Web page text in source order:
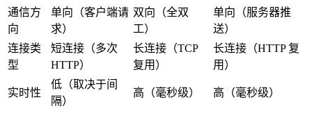
通信方
向
单向（客户端请
求）
双向（全双
工）
单向（服务器推
送）
连接类
型
短连接（多次
HTTP）
长连接（TCP
复用）
长连接（HTTP 复
用）
实时性
低（取决于间
隔）
高（毫秒级） 高（毫秒级）